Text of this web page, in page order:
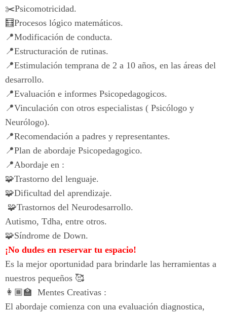
✂️Psicomotricidad.
🧮Procesos lógico matemáticos.
📍Modificación de conducta.
📍Estructuración de rutinas.
📍Estimulación temprana de 2 a 10 años, en las áreas del
desarrollo.
📍Evaluación e informes Psicopedagogicos.
📍Vinculación con otros especialistas ( Psicólogo y
Neurólogo).
📍Recomendación a padres y representantes.
📍Plan de abordaje Psicopedagogico.
📍Abordaje en :
🧩Trastorno del lenguaje.
🧩Dificultad del aprendizaje.
🧩Trastornos del Neurodesarrollo.
Autismo, Tdha, entre otros.
🧩Síndrome de Down.
¡No dudes en reservar tu espacio!
Es la mejor oportunidad para brindarle las herramientas a
nuestros pequeños 🥰
👩🏾‍🏫 Mentes Creativas :
El abordaje comienza con una evaluación diagnostica,